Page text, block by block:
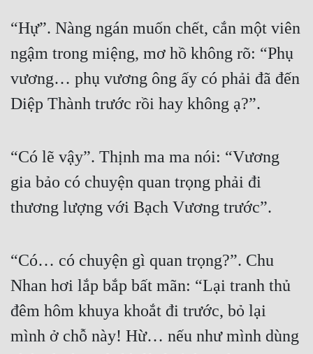
“Hự”. Nàng ngán muốn chết, cắn một viên
ngậm trong miệng, mơ hồ không rõ: “Phụ
vương… phụ vương ông ấy có phải đã đến
Diệp Thành trước rồi hay không ạ?”.
“Có lẽ vậy”. Thịnh ma ma nói: “Vương
gia bảo có chuyện quan trọng phải đi
thương lượng với Bạch Vương trước”.
“Có… có chuyện gì quan trọng?”. Chu
Nhan hơi lắp bắp bất mãn: “Lại tranh thủ
đêm hôm khuya khoắt đi trước, bỏ lại
mình ở chỗ này! Hừ… nếu như mình dùng